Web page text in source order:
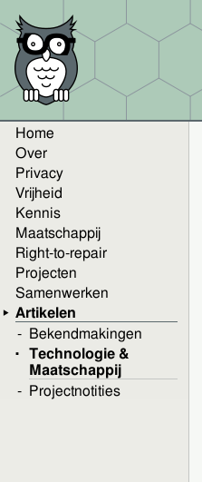
Home
Over
Privacy
Vrijheid
Kennis
Maatschappij
Right-to-repair
Projecten
Samenwerken
Artikelen
Bekendmakingen
Technologie &
Maatschappij
Projectnotities